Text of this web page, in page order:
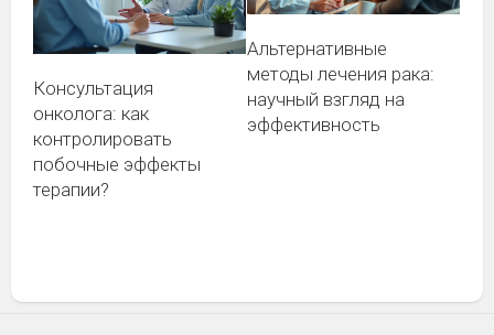
Консультация
онколога: как
контролировать
побочные эффекты
терапии?
Альтернативные
методы лечения рака:
научный взгляд на
эффективность